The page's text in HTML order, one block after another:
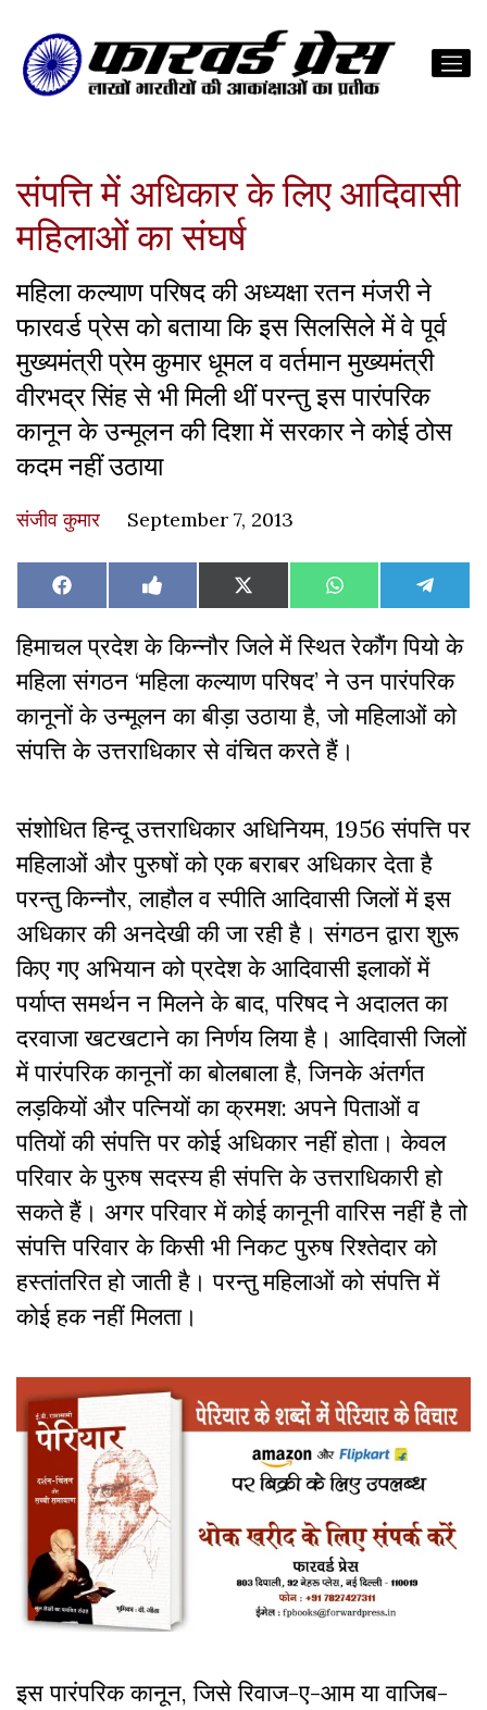
संपत्ति में अधिकार के लिए आदिवासी
महिलाओं का संघर्ष
महिला कल्याण परिषद की अध्यक्षा रतन मंजरी ने
फारवर्ड प्रेस को बताया कि इस सिलसिले में वे पूर्व
मुख्यमंत्री प्रेम कुमार धूमल व वर्तमान मुख्यमंत्री
वीरभद्र सिंह से भी मिली थीं परन्तु इस पारंपरिक
कानून के उन्मूलन की दिशा में सरकार ने कोई ठोस
कदम नहीं उठाया
संजीव कुमार September 7, 2013
Share
on
Facebook Share
on
Like
on
Facebook
Share
on
X
(Twitter)
Share
on
WhatsAppShare
on
हिमाचल प्रदेश के किन्नौर जिले में स्थित रेकौंग पियो के
महिला संगठन ‘महिला कल्याण परिषद’ ने उन पारंपरिक
कानूनों के उन्मूलन का बीड़ा उठाया है, जो महिलाओं को
संपत्ति के उत्तराधिकार से वंचित करते हैं।
संशोधित हिन्दू उत्तराधिकार अधिनियम, 1956 संपत्ति पर
महिलाओं और पुरुषों को एक बराबर अधिकार देता है
परन्तु किन्नौर, लाहौल व स्पीति आदिवासी जिलों में इस
अधिकार की अनदेखी की जा रही है। संगठन द्वारा शुरू
किए गए अभियान को प्रदेश के आदिवासी इलाकों में
पर्याप्त समर्थन न मिलने के बाद, परिषद ने अदालत का
दरवाजा खटखटाने का निर्णय लिया है। आदिवासी जिलों
में पारंपरिक कानूनों का बोलबाला है, जिनके अंतर्गत
लड़कियों और पत्नियों का क्रमश: अपने पिताओं व
पतियों की संपत्ति पर कोई अधिकार नहीं होता। केवल
परिवार के पुरुष सदस्य ही संपत्ति के उत्तराधिकारी हो
सकते हैं। अगर परिवार में कोई कानूनी वारिस नहीं है तो
संपत्ति परिवार के किसी भी निकट पुरुष रिश्तेदार को
हस्तांतरित हो जाती है। परन्तु महिलाओं को संपत्ति में
कोई हक नहीं मिलता।
इस पारंपरिक कानून, जिसे रिवाज-ए-आम या वाजिब-